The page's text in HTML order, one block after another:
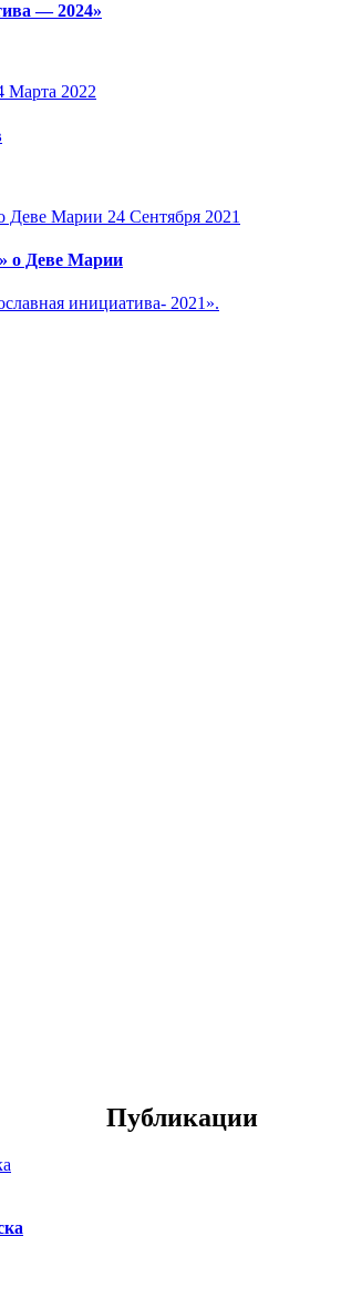
— 2024»
Марта 2022
24 Сентября 2021
о Деве Марии
инициатива- 2021».
Публикации